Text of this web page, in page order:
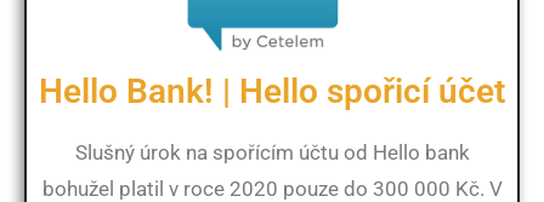
Hello Bank! | Hello spořicí účet
Slušný úrok na spořícím účtu od Hello bank
bohužel platil v roce 2020 pouze do 300 000 Kč. V